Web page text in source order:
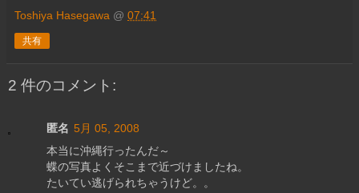
Toshiya Hasegawa @ 07:41
共有
2 件のコメント:
匿名 5月 05, 2008
本当に沖縄行ったんだ～
蝶の写真よくそこまで近づけましたね。
たいてい逃げられちゃうけど。。